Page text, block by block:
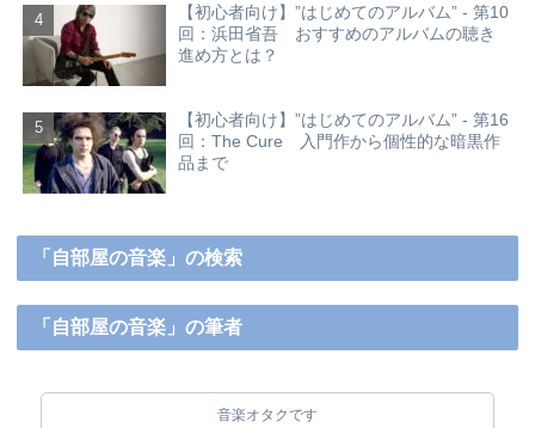
【初心者向け】”はじめてのアルバム” - 第10
回：浜田省吾 おすすめのアルバムの聴き
進め方とは？
【初心者向け】”はじめてのアルバム” - 第16
回：The Cure 入門作から個性的な暗黒作
品まで
「自部屋の音楽」の検索
「自部屋の音楽」の筆者
音楽オタクです